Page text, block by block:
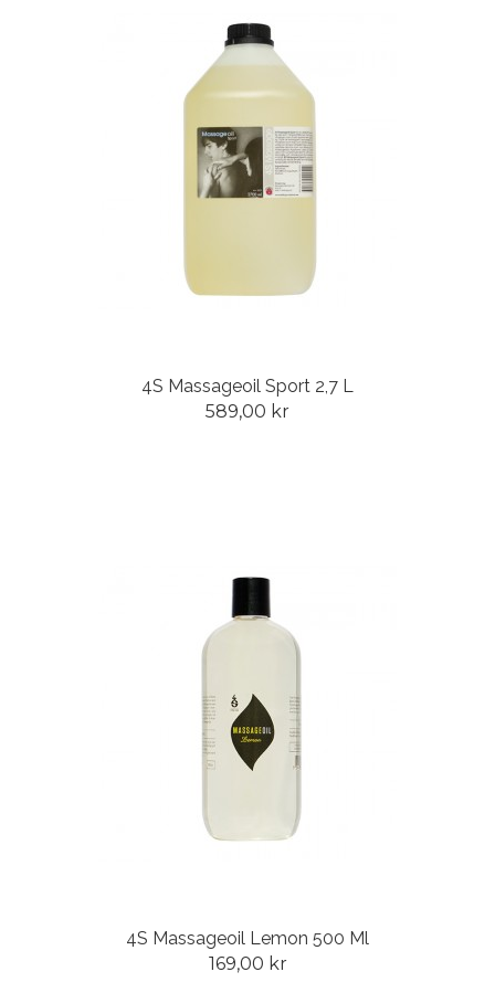
4S Massageoil Sport 2,7 L
589,00 kr
4S Massageoil Lemon 500 Ml
169,00 kr